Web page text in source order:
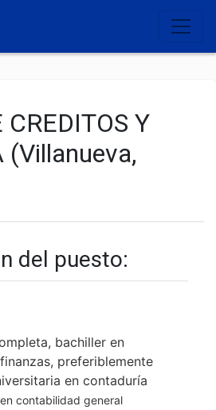
(Villanueva,
del puesto:
bachiller en
preferiblemente
en contaduría
contabilidad general